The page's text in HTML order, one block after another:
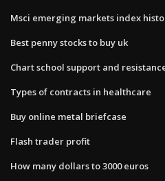
Msci emerging markets index
Best penny stocks to buy uk
Chart school support and
Types of contracts in healthcare
Buy online metal briefcase
Flash trader profit
How many dollars to 3000 euros